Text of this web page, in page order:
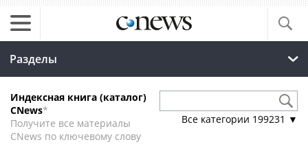
Разделы
Индексная книга (каталог)
CNews*
Получите все материалы
CNews по ключевому слову
Все категории 199231 ▼